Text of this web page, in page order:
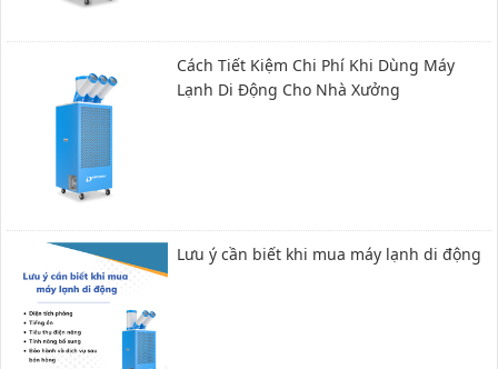
Cách Tiết Kiệm Chi Phí Khi Dùng Máy
Lạnh Di Động Cho Nhà Xưởng
Lưu ý cần biết khi mua máy lạnh di động